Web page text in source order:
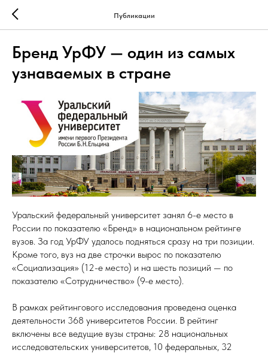
Публикации
Бренд УрФУ — один из самых
узнаваемых в стране
Уральский федеральный университет занял 6-е место в
России по показателю «Бренд» в национальном рейтинге
вузов. За год УрФУ удалось подняться сразу на три позиции.
Кроме того, вуз на две строчки вырос по показателю
«Социализация» (12-е место) и на шесть позиций — по
показателю «Сотрудничество» (9-е место).
В рамках рейтингового исследования проведена оценка
деятельности 368 университетов России. В рейтинг
включены все ведущие вузы страны: 28 национальных
исследовательских университетов, 10 федеральных, 32